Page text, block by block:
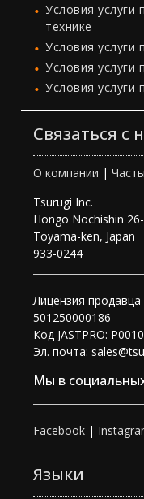
Условия услуги
технике
Условия услуги
Условия услуги
Условия услуги
Связаться с
О компании |
Tsurugi Inc.
Hongo Nochishin
Toyama-ken, Japan
933-0244
Лицензия
501250000186
Код JASTPRO:
Эл. почта:
Мы в
Facebook |
Языки